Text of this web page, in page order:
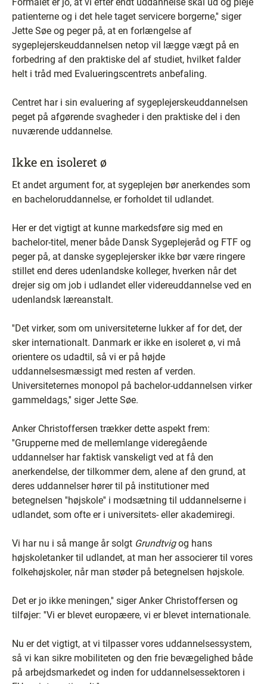
patienterne og i det hele taget servicere borgerne,'' siger
Jette Søe og peger på, at en forlængelse af
sygeplejerskeuddannelsen netop vil lægge vægt på en
forbedring af den praktiske del af studiet, hvilket falder
helt i tråd med Evalueringscentrets anbefaling.
Centret har i sin evaluering af sygeplejerskeuddannelsen
peget på afgørende svagheder i den praktiske del i den
nuværende uddannelse.
Ikke en isoleret ø
Et andet argument for, at sygeplejen bør anerkendes som
en bacheloruddannelse, er forholdet til udlandet.
Her er det vigtigt at kunne markedsføre sig med en
bachelor-titel, mener både Dansk Sygeplejeråd og FTF og
peger på, at danske sygeplejersker ikke bør være ringere
stillet end deres udenlandske kolleger, hverken når det
drejer sig om job i udlandet eller videreuddannelse ved en
udenlandsk læreanstalt.
''Det virker, som om universiteterne lukker af for det, der
sker internationalt. Danmark er ikke en isoleret ø, vi må
orientere os udadtil, så vi er på højde
uddannelsesmæssigt med resten af verden.
Universiteternes monopol på bachelor-uddannelsen virker
gammeldags,'' siger Jette Søe.
Anker Christoffersen trækker dette aspekt frem:
''Grupperne med de mellemlange videregående
uddannelser har faktisk vanskeligt ved at få den
anerkendelse, der tilkommer dem, alene af den grund, at
deres uddannelser hører til på institutioner med
betegnelsen ''højskole'' i modsætning til uddannelserne i
udlandet, som ofte er i universitets- eller akademiregi.
Vi har nu i så mange år solgt Grundtvigog hans
højskoletanker til udlandet, at man her associerer til vores
folkehøjskoler, når man støder på betegnelsen højskole.
Det er jo ikke meningen,'' siger Anker Christoffersen og
tilføjer: ''Vi er blevet europæere, vi er blevet internationale.
Nu er det vigtigt, at vi tilpasser vores uddannelsessystem,
så vi kan sikre mobiliteten og den frie bevægelighed både
på arbejdsmarkedet og inden for uddannelsessektoren i